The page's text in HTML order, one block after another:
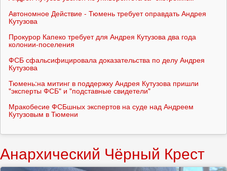
Автономное Действие - Тюмень требует оправдать Андрея
Кутузова
Прокурор Капеко требует для Андрея Кутузова два года
колонии-поселения
ФСБ сфальсифицировала доказательства по делу Андрея
Кутузова
Тюмень:на митинг в поддержку Андрея Кутузова пришли
"эксперты ФСБ" и "подставные свидетели"
Мракобесие ФСБшных экспертов на суде над Андреем
Кутузовым в Тюмени
Анархический Чёрный Крест